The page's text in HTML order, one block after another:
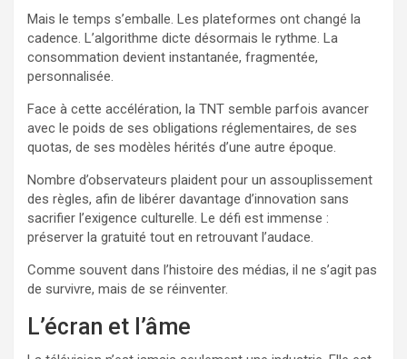
Mais le temps s’emballe. Les plateformes ont changé la
cadence. L’algorithme dicte désormais le rythme. La
consommation devient instantanée, fragmentée,
personnalisée.
Face à cette accélération, la TNT semble parfois avancer
avec le poids de ses obligations réglementaires, de ses
quotas, de ses modèles hérités d’une autre époque.
Nombre d’observateurs plaident pour un assouplissement
des règles, afin de libérer davantage d’innovation sans
sacrifier l’exigence culturelle. Le défi est immense :
préserver la gratuité tout en retrouvant l’audace.
Comme souvent dans l’histoire des médias, il ne s’agit pas
de survivre, mais de se réinventer.
L’écran et l’âme